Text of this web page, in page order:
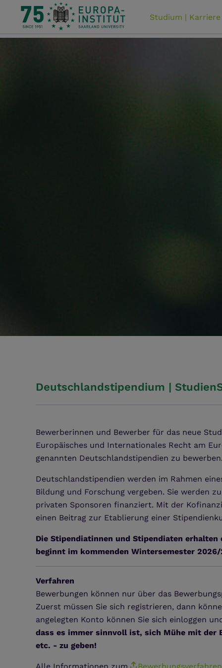
Studium | Karriere
Deutschlandstipendium |
Bewerberinnen und Bewerber für das neue
Europäisches und Internationales Recht am
genannten Deutschlandstipendien zu bewerben.
Deutschlandstipendien werden im Rahmen
Bildung und Forschung vergeben. Sie werden
privaten Sponsoren finanziert. Mit der
einen Beitrag zur Etablierung einer
Die Stipendiatinnen und Stipendiaten
beginnt im kommenden Wintersemester 2026/
Verfahren
Bewerbungen können nur über das
Zuerst müssen Sie sich registrieren, dann
angelegten Konto können Sie sich einloggen
dass es immer sinnvoll ist, sich Mühe mit der
etc. - zu geben!